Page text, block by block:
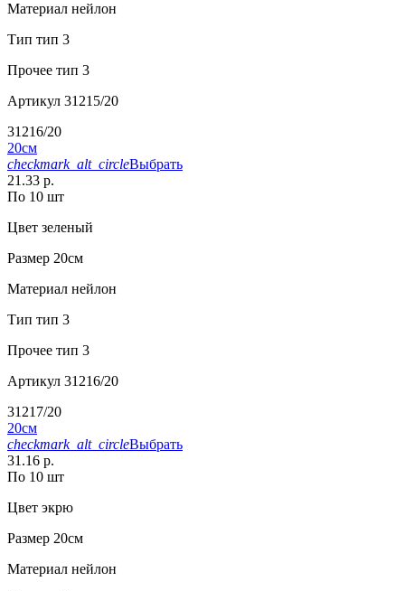
Материал нейлон
Тип тип 3
Прочее тип 3
Артикул 31215/20
31216/20
20см
checkmark_alt_circleВыбрать
21.33 р.
По 10 шт
Цвет зеленый
Размер 20см
Материал нейлон
Тип тип 3
Прочее тип 3
Артикул 31216/20
31217/20
20см
checkmark_alt_circleВыбрать
31.16 р.
По 10 шт
Цвет экрю
Размер 20см
Материал нейлон